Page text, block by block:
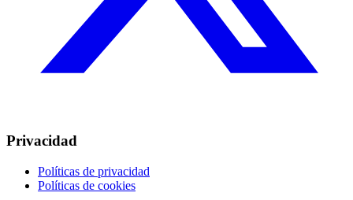
Privacidad
Políticas de privacidad
Políticas de cookies